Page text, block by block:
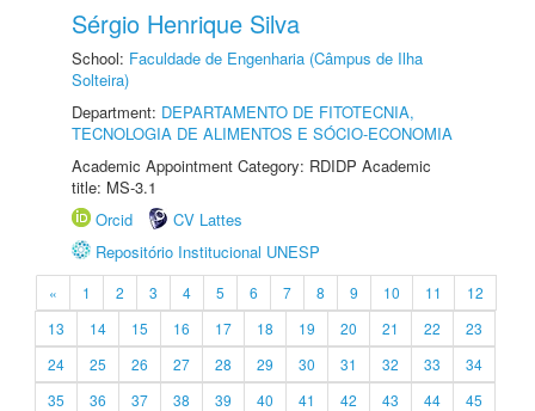
Sérgio Henrique Silva
School: Faculdade de Engenharia (Câmpus de Ilha
Solteira)
Department: DEPARTAMENTO DE FITOTECNIA,
TECNOLOGIA DE ALIMENTOS E SÓCIO-ECONOMIA
Academic Appointment Category: RDIDP Academic
title: MS-3.1
Orcid
CV Lattes
Repositório Institucional UNESP
« 1 2 3 4 5 6 7 8 9 10 11
12
13
14 15 16 17 18 19 20 21 22
23
24
25 26 27 28 29 30 31 32 33
34
35
36 37 38 39 40 41 42 43 44
45